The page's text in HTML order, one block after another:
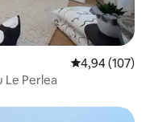
Prosječna
4,94 (107)
Le Perlea